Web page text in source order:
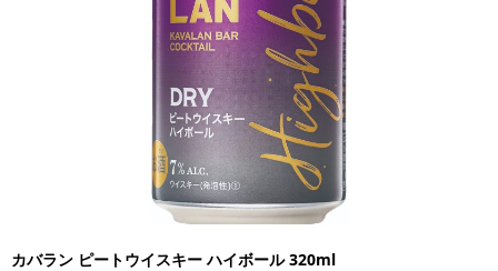
カバラン ピートウイスキー ハイボール 320ml